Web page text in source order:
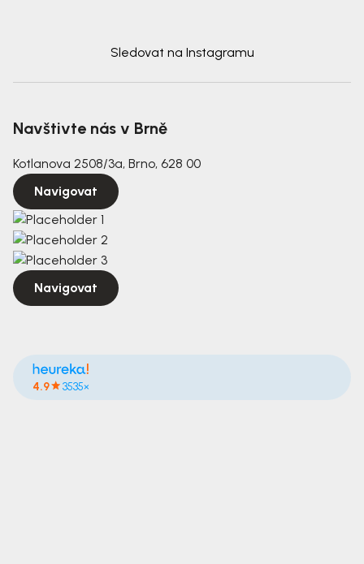
Sledovat na Instagramu
Navštivte nás v Brně
Kotlanova 2508/3a, Brno, 628 00
Navigovat
Navigovat
4.9 3535×